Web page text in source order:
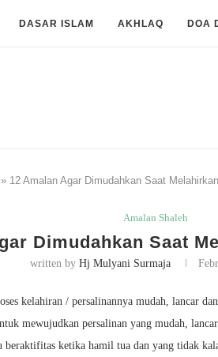
DASAR ISLAM AKHLAQ DOA
» 12 Amalan Agar Dimudahkan Saat
Amalan Shaleh
Dimudahkan Saat
written by Hj Mulyani Surmaja
kelahiran / persalinannya mudah, lancar
mewujudkan persalinan yang mudah,
beraktifitas ketika hamil tua dan yang tidak